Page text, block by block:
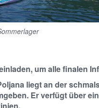
um alle finalen
liegt an der
Er verfügt über